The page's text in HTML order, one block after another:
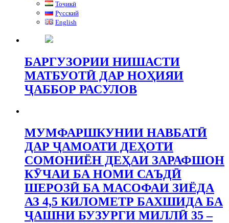
Тоҷикӣ
Русский
English
БАРГУЗОРИИ НИШАСТИ
МАТБУОТӢ ДАР НОҲИЯИ
ҶАББОР РАСУЛОВ
МУМФАРШКУНИИ НАВБАТӢ
ДАР ҶАМОАТИ ДЕҲОТИ
СОМОНИЁН ДЕҲАИ ЗАРАФШОН
КӮЧАИ БА НОМИ САЪДӢ
ШЕРОЗӢ БА МАСОФАИ ЗИЁДА
АЗ 4,5 КИЛОМЕТР БАХШИДА БА
ҶАШНИ БУЗУРГИ МИЛЛӢ 35 –